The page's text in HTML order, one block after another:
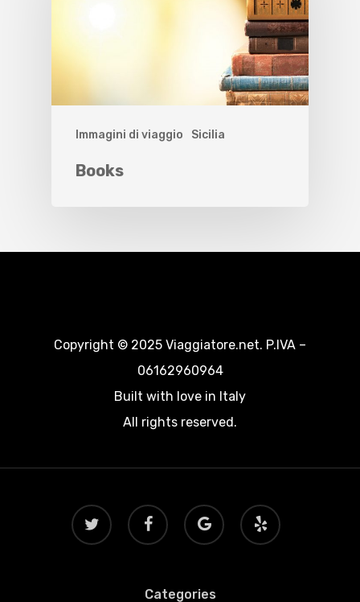
Immagini di viaggio Sicilia
Books
Copyright © 2025 Viaggiatore.net. P.IVA –
06162960964
Built with love in Italy
All rights reserved.
twitter facebook
google-
plus
yelp
Categories